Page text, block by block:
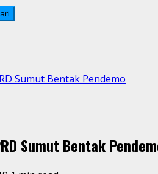
Sumut Bentak Pendemo
Sumut Bentak